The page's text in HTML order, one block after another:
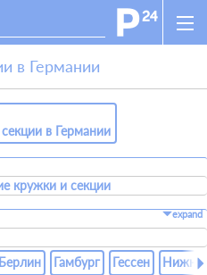
в Германии
в Германии
кружки и секции
expand
Берлин Гамбург Гессен